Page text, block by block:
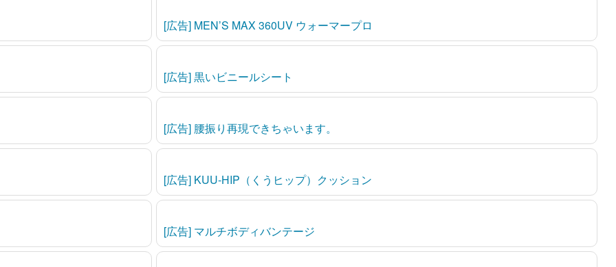
[広告] MEN’S MAX 360UV ウォーマープロ
[広告] 黒いビニールシート
[広告] 腰振り再現できちゃいます。
[広告] KUU-HIP（くうヒップ）クッション
[広告] マルチボディバンテージ